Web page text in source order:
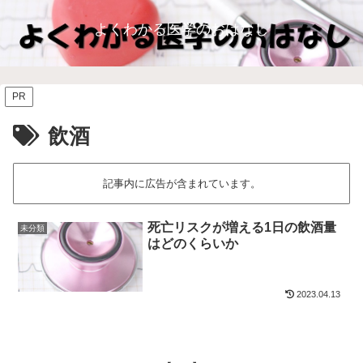
よくわかる医学のおはなし
PR
飲酒
記事内に広告が含まれています。
未分類
死亡リスクが増える1日の飲酒量
はどのくらいか
2023.04.13